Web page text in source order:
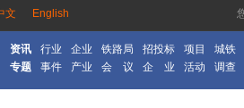
文 English
资讯 行业 企业 铁路局 招投标 项目
城铁
专题
事件 产业 会 议 企 业 活动 调查